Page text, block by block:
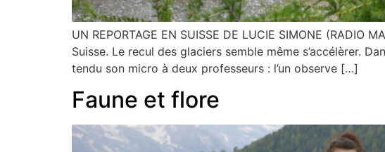
UN REPORTAGE EN SUISSE DE LUCIE SIMONE
Suisse. Le recul des glaciers semble même s’accélèrer.
tendu son micro à deux professeurs : l’un observe […]
Faune et flore